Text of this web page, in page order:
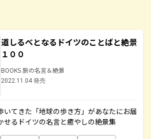
道しるべとなるドイツのことばと絶景
１００
BOOKS 旅の名言＆絶景
2022.11.04 発売
いてきた「地球の歩き方」があなたにお届
せるドイツの名言と癒やしの絶景集